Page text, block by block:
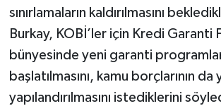
sınırlamaların kaldırılmasını
Burkay, KOBİ’ler için Kredi Garanti
bünyesinde yeni garanti
başlatılmasını, kamu borçlarının da
yapılandırılmasını istediklerini